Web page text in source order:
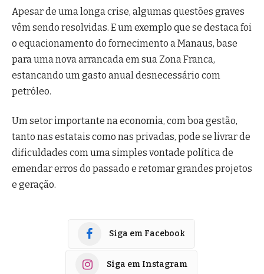
Apesar de uma longa crise, algumas questões graves
vêm sendo resolvidas. E um exemplo que se destaca foi
o equacionamento do fornecimento a Manaus, base
para uma nova arrancada em sua Zona Franca,
estancando um gasto anual desnecessário com
petróleo.
Um setor importante na economia, com boa gestão,
tanto nas estatais como nas privadas, pode se livrar de
dificuldades com uma simples vontade política de
emendar erros do passado e retomar grandes projetos
e geração.
Siga em Facebook
Siga em Instagram